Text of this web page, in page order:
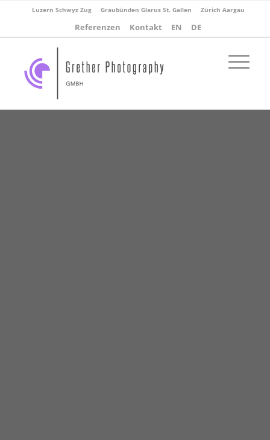
Luzern Schwyz Zug Graubünden Glarus St. Gallen Zürich Aargau
Referenzen Kontakt EN DE